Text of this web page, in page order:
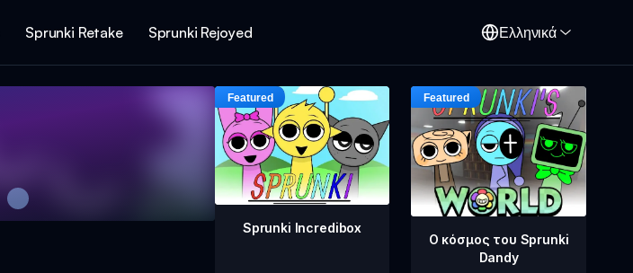
Sprunki Retake Sprunki Rejoyed Ελληνικά
Sprunki Incredibox
Ο κόσμος του Sprunki
Dandy